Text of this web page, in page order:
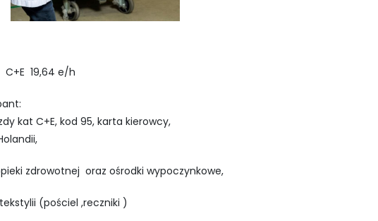
C+E 19,64 e/h
kat C+E, kod 95, karta kierowcy,
zdrowotnej oraz ośrodki wypoczynkowe,
(pościel ,reczniki )